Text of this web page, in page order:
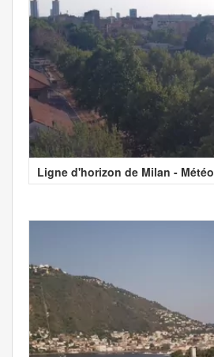
Ligne d'horizon de Milan - Météo